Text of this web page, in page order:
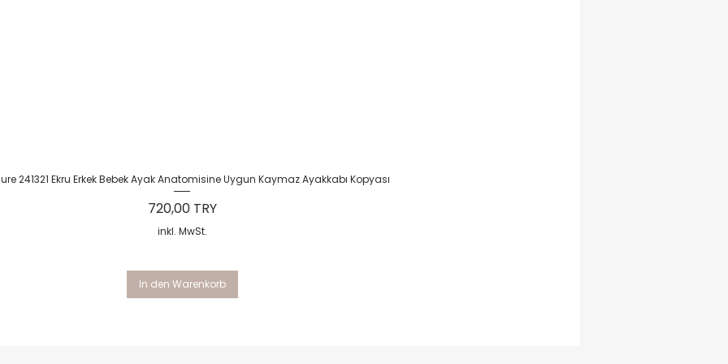
Schnellansicht
241321 Ekru Erkek Bebek Ayak Anatomisine Uygun Kaymaz Ayakkabı Kopyası
Preis
720,00 TRY
inkl. MwSt.
In den Warenkorb